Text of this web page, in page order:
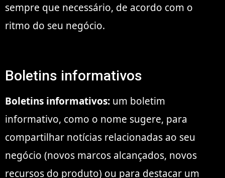
sempre que necessário, de acordo com o
ritmo do seu negócio.
Boletins informativos
Boletins informativos: um boletim
informativo, como o nome sugere, para
compartilhar notícias relacionadas ao seu
negócio (novos marcos alcançados, novos
recursos do produto) ou para destacar um